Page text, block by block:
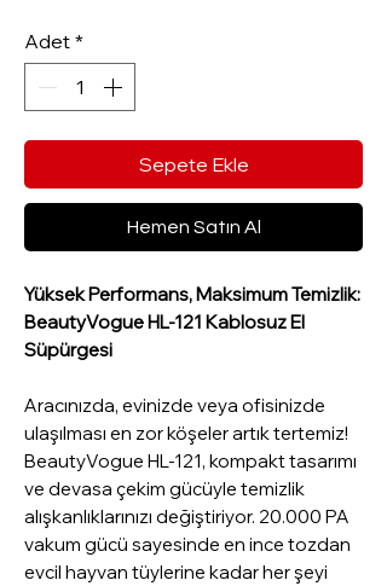
Adet *
Sepete Ekle
Hemen Satın Al
Yüksek Performans, Maksimum Temizlik:
BeautyVogue HL-121 Kablosuz El
Süpürgesi
Aracınızda, evinizde veya ofisinizde
ulaşılması en zor köşeler artık tertemiz!
BeautyVogue HL-121, kompakt tasarımı
ve devasa çekim gücüyle temizlik
alışkanlıklarınızı değiştiriyor. 20.000 PA
vakum gücü sayesinde en ince tozdan
evcil hayvan tüylerine kadar her şeyi